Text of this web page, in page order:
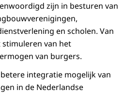
zijn in besturen van
en scholen. Van
van het
van burgers.
integratie mogelijk van
in de Nederlandse